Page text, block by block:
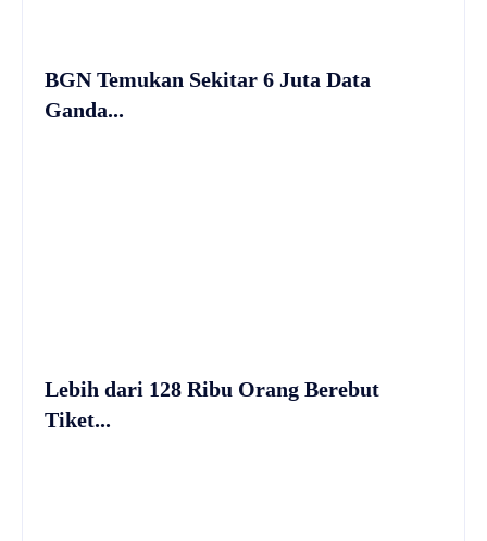
BGN Temukan Sekitar 6 Juta Data
Ganda...
Lebih dari 128 Ribu Orang Berebut
Tiket...